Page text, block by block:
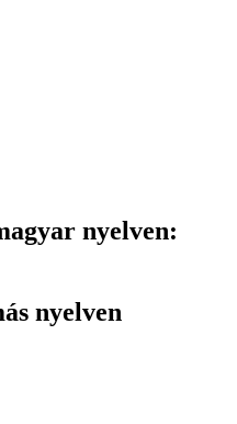
nyelven:
nyelven